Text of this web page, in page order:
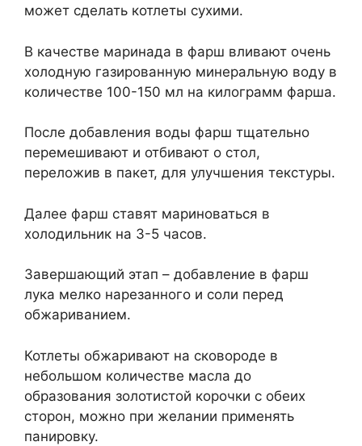
может сделать котлеты сухими.
В качестве маринада в фарш вливают очень
холодную газированную минеральную воду в
количестве 100-150 мл на килограмм фарша.
После добавления воды фарш тщательно
перемешивают и отбивают о стол,
переложив в пакет, для улучшения текстуры.
Далее фарш ставят мариноваться в
холодильник на 3-5 часов.
Завершающий этап – добавление в фарш
лука мелко нарезанного и соли перед
обжариванием.
Котлеты обжаривают на сковороде в
небольшом количестве масла до
образования золотистой корочки с обеих
сторон, можно при желании применять
панировку.